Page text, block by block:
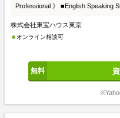
Professional 》 ■English Speaking Staff Available/中国語対応 ～お届けするのは
（TOHO HOUSE東京がお客様に
●ご来店のお客様限定サービス● ■独自のシステムにより各種物件の （1）公開日
（2）価格変更履歴 （3）成約事例
（5）物件外観・共用部写真 （6）
（周囲3km圏内） ・上記、7点をテーブルの画面上で物件を探しながらお客様ご
自身で確認頂けます。 ※一部非対
（11）新築時パンフレット（一部
さい。（2～3分でお出しできます） ■弊社査定システムにより （12）売却
株式会社東宝ハウス東京
オンライン相談可